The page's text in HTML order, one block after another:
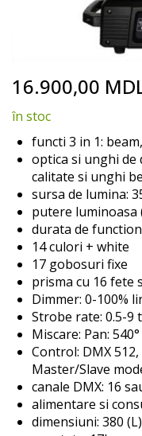
to
beginning
of
the
images
gallery
16.900,00
în stoc
functi 3 in 1:
optica si unghi de
calitate si unghi
sursa de lumina:
putere luminoasa
durata de
14 culori + white
17 gobosuri fixe
prisma cu 16 fete
Dimmer: 0-100%
Strobe rate: 0.5-9
Miscare: Pan:
Control: DMX
Master/Slave
canale DMX: 16
alimentare si
dimensiuni: 380